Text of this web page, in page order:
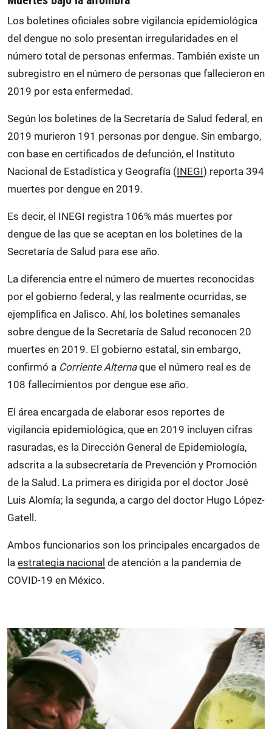
Los boletines oficiales sobre vigilancia epidemiológica
del dengue no solo presentan irregularidades en el
número total de personas enfermas. También existe un
subregistro en el número de personas que fallecieron en
2019 por esta enfermedad.
Según los boletines de la Secretaría de Salud federal, en
2019 murieron 191 personas por dengue. Sin embargo,
con base en certificados de defunción, el Instituto
Nacional de Estadística y Geografía (INEGI) reporta 394
muertes por dengue en 2019.
Es decir, el INEGI registra 106% más muertes por
dengue de las que se aceptan en los boletines de la
Secretaría de Salud para ese año.
La diferencia entre el número de muertes reconocidas
por el gobierno federal, y las realmente ocurridas, se
ejemplifica en Jalisco. Ahí, los boletines semanales
sobre dengue de la Secretaría de Salud reconocen 20
muertes en 2019. El gobierno estatal, sin embargo,
confirmó a Corriente Alternaque el número real es de
108 fallecimientos por dengue ese año.
El área encargada de elaborar esos reportes de
vigilancia epidemiológica, que en 2019 incluyen cifras
rasuradas, es la Dirección General de Epidemiología,
adscrita a la subsecretaría de Prevención y Promoción
de la Salud. La primera es dirigida por el doctor José
Luis Alomía; la segunda, a cargo del doctor Hugo López-
Gatell.
Ambos funcionarios son los principales encargados de
la estrategia nacional de atención a la pandemia de
COVID-19 en México.